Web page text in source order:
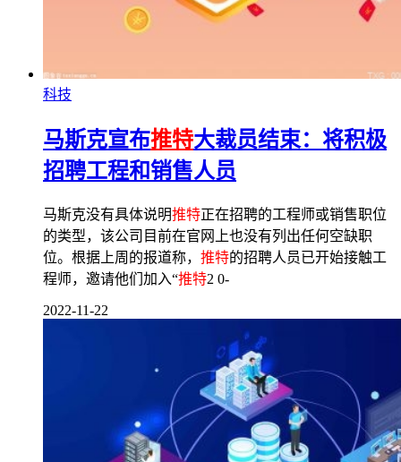
科技
马斯克宣布推特大裁员结束：将积极
招聘工程和销售人员
马斯克没有具体说明推特正在招聘的工程师或销售职位
的类型，该公司目前在官网上也没有列出任何空缺职
位。根据上周的报道称， 推特的招聘人员已开始接触工
程师，邀请他们加入“推特2 0-
2022-11-22